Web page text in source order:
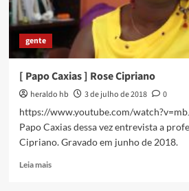
gente
[ Papo Caxias ] Rose Cipriano
heraldo hb 3 de julho de 2018
0
https://www.youtube.com/
Papo Caxias dessa vez entrevista a
Cipriano. Gravado em junho de 2018.
Leia maisRead